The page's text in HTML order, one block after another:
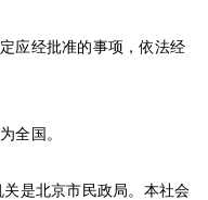
应经批准的事项，依法经
全国 。
是北京市民政局。本社会